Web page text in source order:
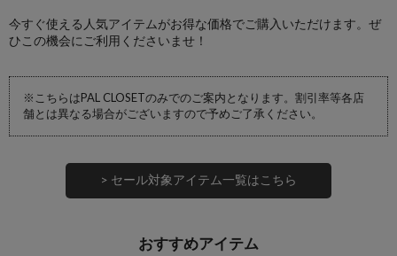
今すぐ使える人気アイテムがお得な価格でご購入いただけます。ぜ
ひこの機会にご利用くださいませ！
※こちらはPAL CLOSETのみでのご案内となります。割引率等各店
舗とは異なる場合がございますので予めご了承ください。
> セール対象アイテム一覧はこちら
おすすめアイテム